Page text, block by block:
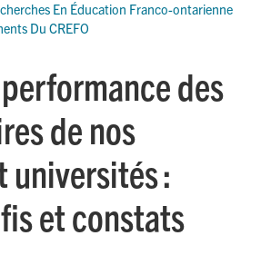
En Éducation Franco-ontarienne
Du CREFO
des
de nos
universités :
et constats